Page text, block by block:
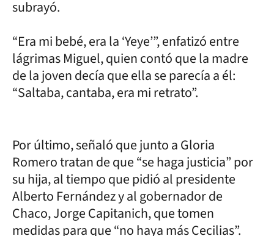
subrayó.
“Era mi bebé, era la ‘Yeye’”, enfatizó entre
lágrimas Miguel, quien contó que la madre
de la joven decía que ella se parecía a él:
“Saltaba, cantaba, era mi retrato”.
Por último, señaló que junto a Gloria
Romero tratan de que “se haga justicia” por
su hija, al tiempo que pidió al presidente
Alberto Fernández y al gobernador de
Chaco, Jorge Capitanich, que tomen
medidas para que “no haya más Cecilias”.